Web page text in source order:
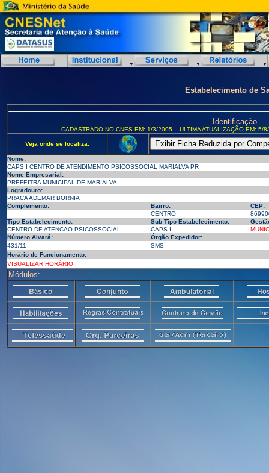
Estabelecimento de
Identificação
CADASTRADO NO CNES EM: 1/3/2005 ULTIMA ATUALIZAÇÃO EM:
Veja onde se localiza:
Nome:
CAPS I CENTRO DE ATENDIMENTO PSICOSSOCIAL MARIALVA PR
Nome Empresarial:
PREFEITRA MUNICIPAL DE MARIALVA
Logradouro:
PRACA ADEMAR BORNIA
Complemento:
Bairro:
CEP:
CENTRO
Tipo Estabelecimento:
Sub Tipo Estabelecimento:
CENTRO DE ATENCAO PSICOSSOCIAL
CAPS I
Número Alvará:
Órgão Expedidor:
431/11
SMS
Horário de Funcionamento:
VISUALIZAR HORÁRIO
Módulos: